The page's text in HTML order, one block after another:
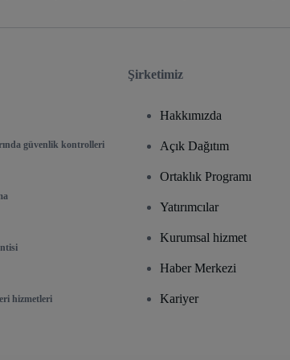
güvenlik kontrolleri
hizmetleri
Şirketimiz
Hakkımızda
Açık Dağıtım
Ortaklık Programı
Yatırımcılar
Kurumsal hizmet
Haber Merkezi
Kariyer